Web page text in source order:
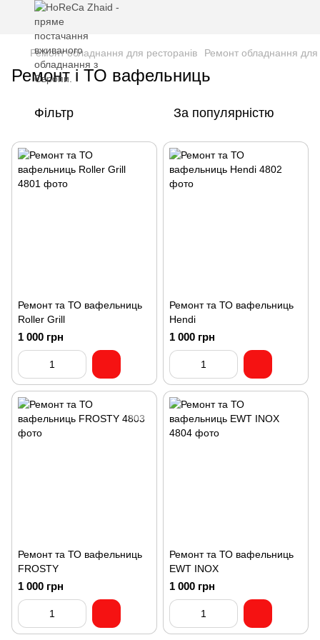
Ремонт обладнання для ресторанів Ремонт обладнання
Ремонт і ТО вафельниць
Фільтр За популярністю
Ремонт та ТО вафельниць
Roller Grill
1 000 грн
Ремонт та ТО вафельниць
Hendi
1 000 грн
Ремонт та ТО вафельниць
FROSTY
1 000 грн
Ремонт та ТО вафельниць
EWT INOX
1 000 грн